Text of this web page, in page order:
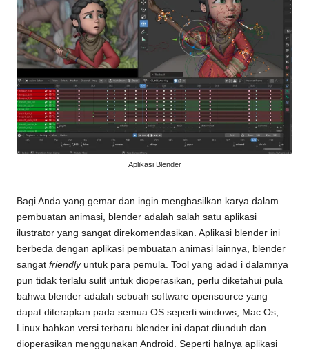
Aplikasi Blender
Bagi Anda yang gemar dan ingin menghasilkan karya dalam
pembuatan animasi, blender adalah salah satu aplikasi
ilustrator yang sangat direkomendasikan. Aplikasi blender ini
berbeda dengan aplikasi pembuatan animasi lainnya, blender
sangat friendly untuk para pemula. Tool yang adad i dalamnya
pun tidak terlalu sulit untuk dioperasikan, perlu diketahui pula
bahwa blender adalah sebuah software opensource yang
dapat diterapkan pada semua OS seperti windows, Mac Os,
Linux bahkan versi terbaru blender ini dapat diunduh dan
dioperasikan menggunakan Android. Seperti halnya aplikasi